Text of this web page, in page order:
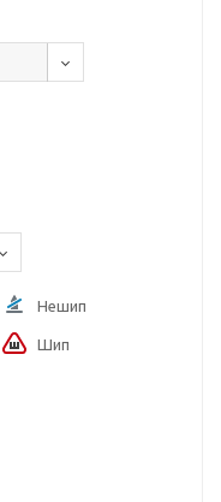
Нешип
Шип